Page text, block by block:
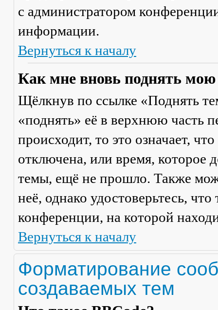
с администратором
информации.
Вернуться к началу
Как мне вновь поднять мою
Щёлкнув по ссылке «Поднять
«поднять» её в верхнюю часть
происходит, то это означает,
отключена, или время, которое
темы, ещё не прошло. Также
неё, однако удостоверьтесь,
конференции, на которой
Вернуться к началу
Форматирование
создаваемых тем